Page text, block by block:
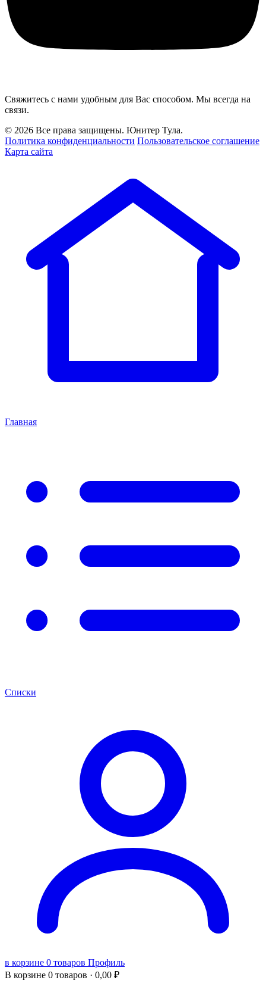
Свяжитесь с нами удобным для Вас способом. Мы всегда на
связи.
© 2026 Все права защищены. Юнитер Тула.
Политика конфиденциальности Пользовательское соглашение
Карта сайта
Главная
Списки
в корзине 0 товаров Профиль
В корзине 0 товаров · 0,00 ₽